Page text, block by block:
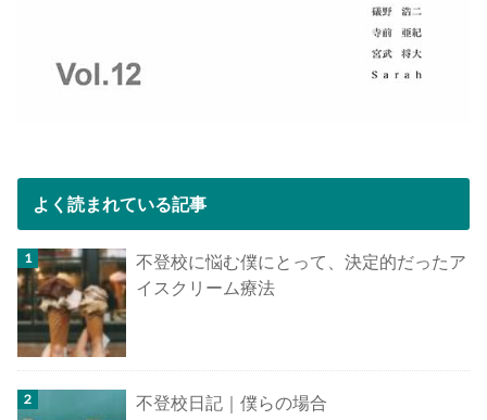
よく読まれている記事
不登校に悩む僕にとって、決定的だったア
イスクリーム療法
不登校日記｜僕らの場合